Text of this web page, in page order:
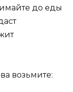
до еды
возьмите: